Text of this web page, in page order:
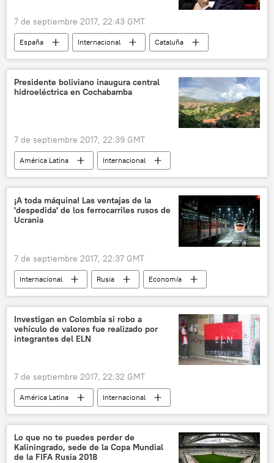
7 de septiembre 2017, 22:43 GMT
España Internacional
Cataluña
Carles Puigdemont
referéndum
El referéndum del 1-O en Cataluña (2017)
noticias
Presidente boliviano inaugura central
hidroeléctrica en Cochabamba
7 de septiembre 2017, 22:39 GMT
América Latina
Internacional
Cochabamba
Bolivia
Evo Morales
central hidroeléctrica
noticias
¡A toda máquina! Las ventajas de la
'despedida' de los ferrocarriles rusos de
Ucrania
7 de septiembre 2017, 22:37 GMT
Internacional Rusia
Economía
Ucrania
Antón Zharkov
transporte ferroviario
noticias
Investigan en Colombia si robo a
vehículo de valores fue realizado por
integrantes del ELN
7 de septiembre 2017, 22:32 GMT
América Latina
Internacional
Colombia
Ejército de Liberación Nacional (ELN) de Colombia
robo
noticias
Lo que no te puedes perder de
Kaliningrado, sede de la Copa Mundial
de la FIFA Rusia 2018